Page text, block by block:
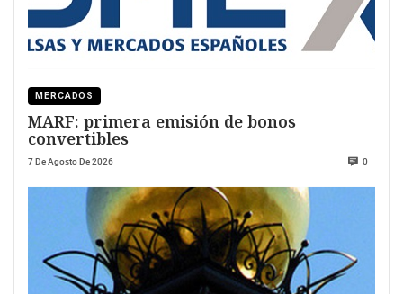
MERCADOS
MARF: primera emisión de bonos
convertibles
7 De Agosto De 2026 0